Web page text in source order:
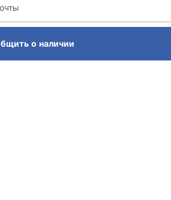
о наличии